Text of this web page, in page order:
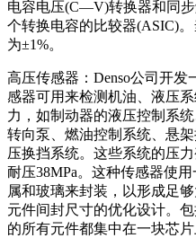
电容电压(C—V)转换器和同
个转换电容的比较器(ASIC)
为±1%。
高压传感器：Denso公司开
感器可用来检测机油、液压
力，如制动器的液压控制系
转向泵、燃油控制系统、悬
压换挡系统。这些系统的压
耐压38MPa。这种传感器使
属和玻璃来封装，以形成足
元件间封尺寸的优化设计。
的所有元件都集中在一块芯片